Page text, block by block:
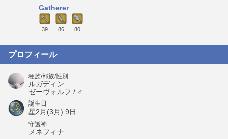
Gatherer
39 86 80
プロフィール
種族/部族/性別
ルガディン
ゼーヴォルフ / ♂
誕生日
星2月(3月) 9日
守護神
メネフィナ